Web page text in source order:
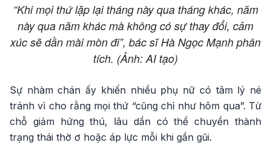
“Khi mọi thứ lặp lại tháng này qua tháng khác, năm
này qua năm khác mà không có sự thay đổi, cảm
xúc sẽ dần mài mòn đi”, bác sĩ Hà Ngọc Mạnh phân
tích. (Ảnh: AI tạo)
Sự nhàm chán ấy khiến nhiều phụ nữ có tâm lý né
tránh vì cho rằng mọi thứ “cũng chỉ như hôm qua”. Từ
chỗ giảm hứng thú, lâu dần có thể chuyển thành
trạng thái thờ ơ hoặc áp lực mỗi khi gần gũi.